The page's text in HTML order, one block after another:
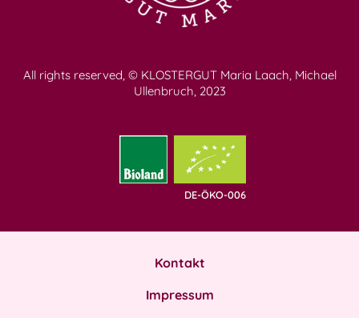
All rights reserved, © KLOSTERGUT Maria Laach, Michael
Ullenbruch, 2023
DE-ÖKO-006
Kontakt
Impressum